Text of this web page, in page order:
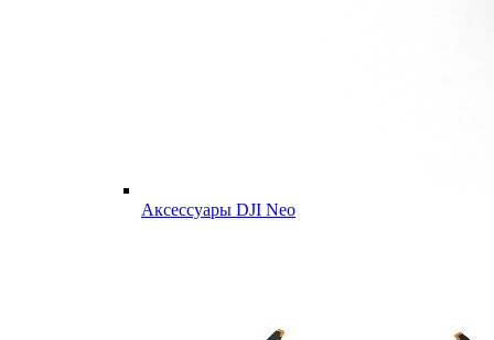
Аксессуары DJI Neo